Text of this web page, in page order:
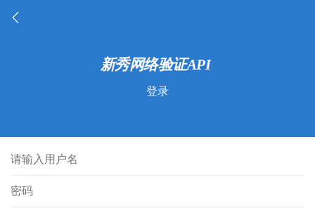
登录